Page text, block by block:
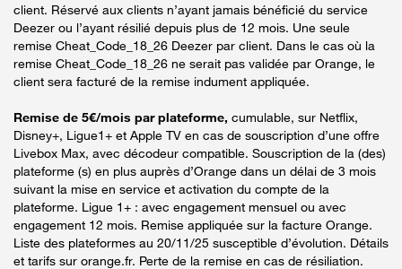
client. Réservé aux clients n’ayant jamais bénéficié du service
Deezer ou l’ayant résilié depuis plus de 12 mois. Une seule
remise Cheat_Code_18_26 Deezer par client. Dans le cas où la
remise Cheat_Code_18_26 ne serait pas validée par Orange, le
client sera facturé de la remise indument appliquée.
Remise de 5€/mois par plateforme, cumulable, sur Netflix,
Disney+, Ligue1+ et Apple TV en cas de souscription d’une offre
Livebox Max, avec décodeur compatible. Souscription de la (des)
plateforme (s) en plus auprès d’Orange dans un délai de 3 mois
suivant la mise en service et activation du compte de la
plateforme. Ligue 1+ : avec engagement mensuel ou avec
engagement 12 mois. Remise appliquée sur la facture Orange.
Liste des plateformes au 20/11/25 susceptible d’évolution. Détails
et tarifs sur orange.fr. Perte de la remise en cas de résiliation.